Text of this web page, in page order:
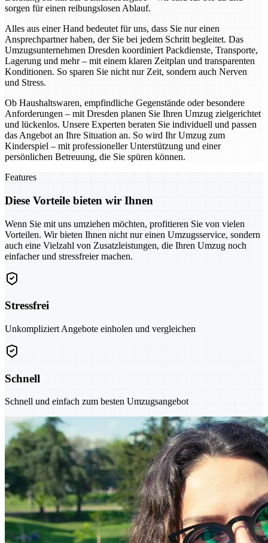
sorgen für einen reibungslosen Ablauf.
Alles aus einer Hand bedeutet für uns, dass Sie nur einen
Ansprechpartner haben, der Sie bei jedem Schritt begleitet. Das
Umzugsunternehmen Dresden koordiniert Packdienste, Transporte,
Lagerung und mehr – mit einem klaren Zeitplan und transparenten
Konditionen. So sparen Sie nicht nur Zeit, sondern auch Nerven
und Stress.
Ob Haushaltswaren, empfindliche Gegenstände oder besondere
Anforderungen – mit Dresden planen Sie Ihren Umzug zielgerichtet
und lückenlos. Unsere Experten beraten Sie individuell und passen
das Angebot an Ihre Situation an. So wird Ihr Umzug zum
Kinderspiel – mit professioneller Unterstützung und einer
persönlichen Betreuung, die Sie spüren können.
Features
Diese Vorteile bieten wir Ihnen
Wenn Sie mit uns umziehen möchten, profitieren Sie von vielen
Vorteilen. Wir bieten Ihnen nicht nur einen Umzugsservice, sondern
auch eine Vielzahl von Zusatzleistungen, die Ihren Umzug noch
einfacher und stressfreier machen.
Stressfrei
Unkompliziert Angebote einholen und vergleichen
Schnell
Schnell und einfach zum besten Umzugsangebot